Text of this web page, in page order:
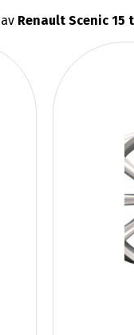
Renault Scenic 15